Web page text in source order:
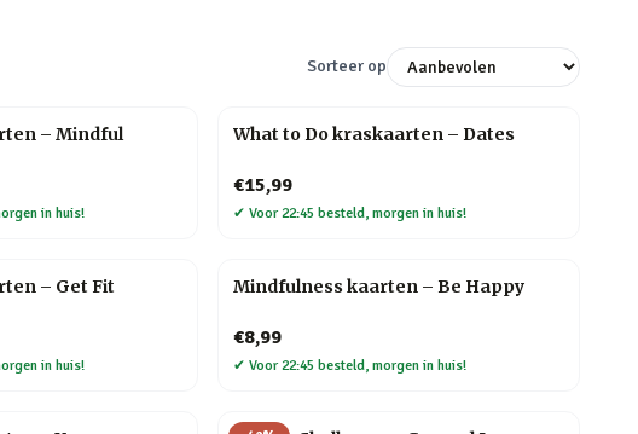
Sorteer op
– Mindful
in huis!
What to Do kraskaarten – Dates
€15,99
✔ Voor 22:45 besteld, morgen in huis!
– Get Fit
in huis!
Mindfulness kaarten – Be Happy
€8,99
✔ Voor 22:45 besteld, morgen in huis!